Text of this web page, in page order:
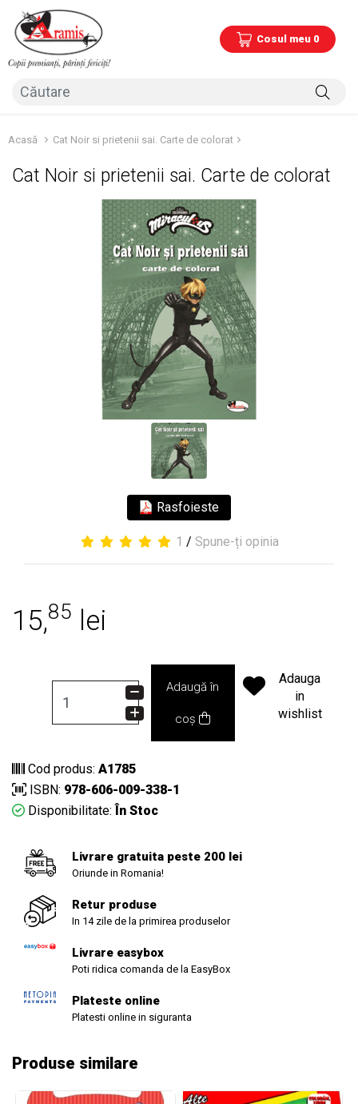
Cosul meu 0
Acasă Cat Noir si prietenii sai. Carte de colorat
Cat Noir si prietenii sai. Carte de colorat
Rasfoieste
1 / Spune-ți opinia
15,85 lei
Adaugă în
coș
Adauga
in
wishlist
Cod produs: A1785
ISBN: 978-606-009-338-1
Disponibilitate: În Stoc
Livrare gratuita peste 200 lei
Oriunde in Romania!
Retur produse
In 14 zile de la primirea produselor
Livrare easybox
Poti ridica comanda de la EasyBox
Plateste online
Platesti online in siguranta
Produse similare